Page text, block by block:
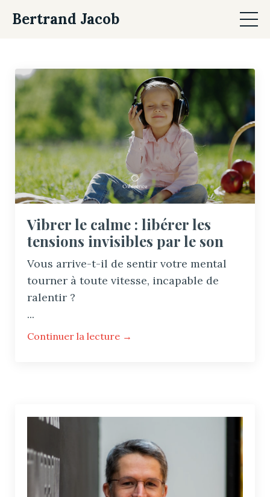
Bertrand Jacob
Vibrer le calme : libérer les
tensions invisibles par le son
Vous arrive-t-il de sentir votre mental
tourner à toute vitesse, incapable de
ralentir ?
...
Continuer la lecture →